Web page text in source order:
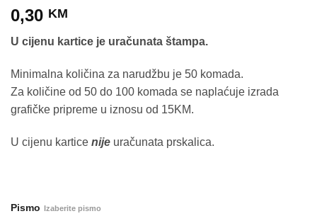
0,30 KM
U cijenu kartice je uračunata štampa.
Minimalna količina za narudžbu je 50 komada.
Za količine od 50 do 100 komada se naplaćuje izrada
grafičke pripreme u iznosu od 15KM.
U cijenu kartice nije uračunata prskalica.
Pismo Izaberite pismo